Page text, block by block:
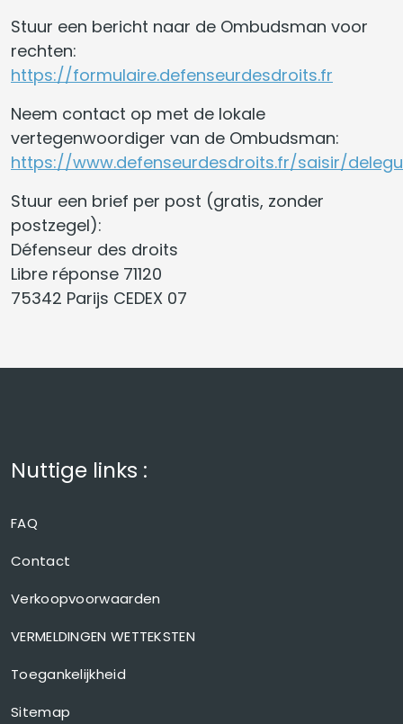
Stuur een bericht naar de Ombudsman voor
rechten:
https://formulaire.defenseurdesdroits.fr
Neem contact op met de lokale
vertegenwoordiger van de Ombudsman:
https://www.defenseurdesdroits.fr/saisir/
Stuur een brief per post (gratis, zonder
postzegel):
Défenseur des droits
Libre réponse 71120
75342 Parijs CEDEX 07
Nuttige links :
FAQ
Contact
Verkoopvoorwaarden
VERMELDINGEN WETTEKSTEN
Toegankelijkheid
Sitemap